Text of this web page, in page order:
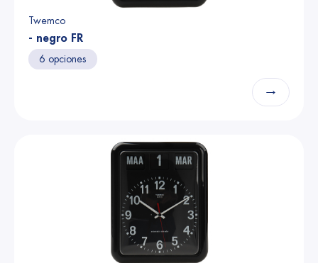
Twemco
- negro FR
6 opciones
→